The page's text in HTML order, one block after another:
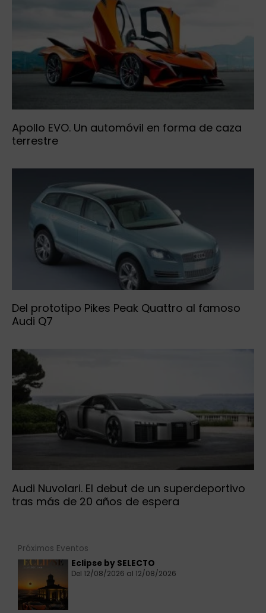
Apollo EVO. Un automóvil en forma de caza
terrestre
Del prototipo Pikes Peak Quattro al famoso
Audi Q7
Audi Nuvolari. El debut de un superdeportivo
tras más de 20 años de espera
Próximos Eventos
Eclipse by SELECTO
Del 12/08/2026 al 12/08/2026